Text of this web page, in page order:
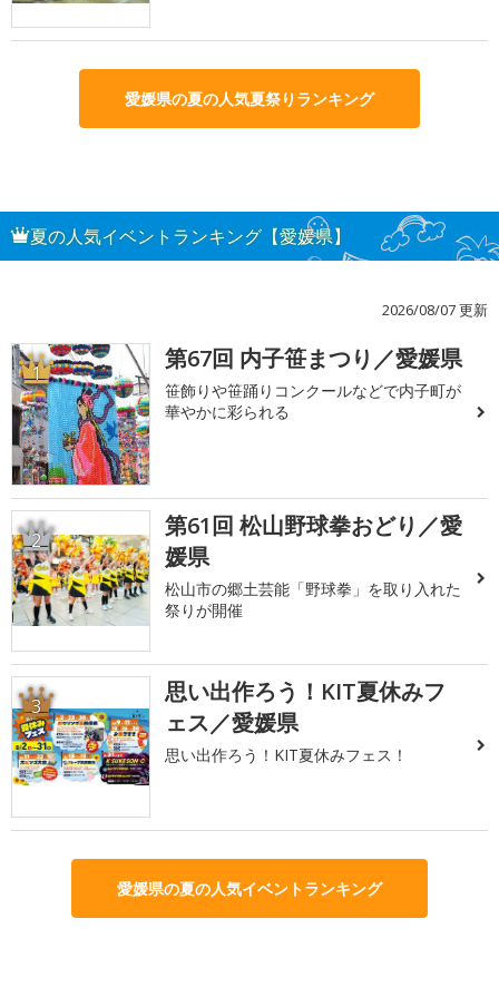
愛媛県の夏の人気夏祭りランキング
夏の人気イベントランキング【愛媛県】
2026/08/07 更新
1 第67回 内子笹まつり／愛媛県
笹飾りや笹踊りコンクールなどで内子町が
華やかに彩られる
2
第61回 松山野球拳おどり／愛
媛県
松山市の郷土芸能「野球拳」を取り入れた
祭りが開催
3
思い出作ろう！KIT夏休みフ
ェス／愛媛県
思い出作ろう！KIT夏休みフェス！
愛媛県の夏の人気イベントランキング